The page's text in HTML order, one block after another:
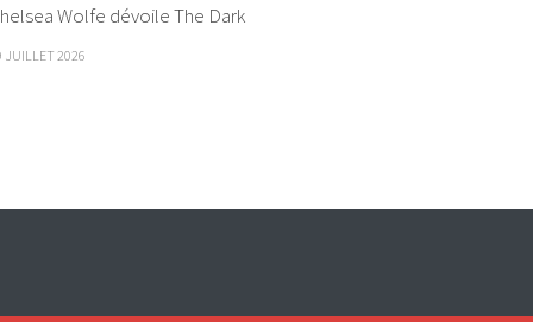
Wolfe dévoile The Dark
JUILLET 2026